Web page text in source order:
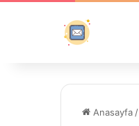
Anasayfa /